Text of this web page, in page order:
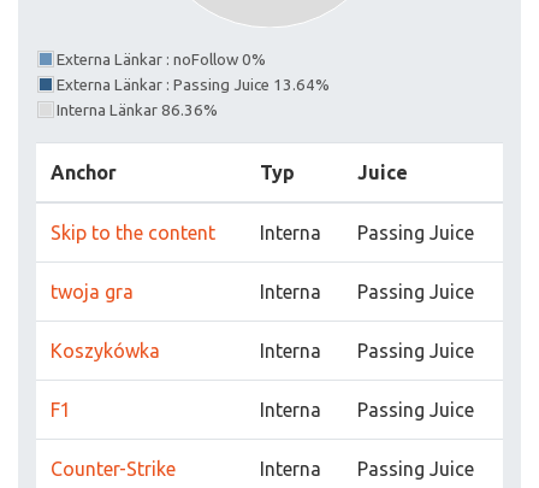
Externa Länkar : noFollow 0%
Externa Länkar : Passing Juice 13.64%
Interna Länkar 86.36%
Anchor Typ Juice
Skip to the content Interna Passing Juice
twoja gra Interna Passing Juice
Koszykówka Interna Passing Juice
F1 Interna Passing Juice
Counter-Strike Interna Passing Juice